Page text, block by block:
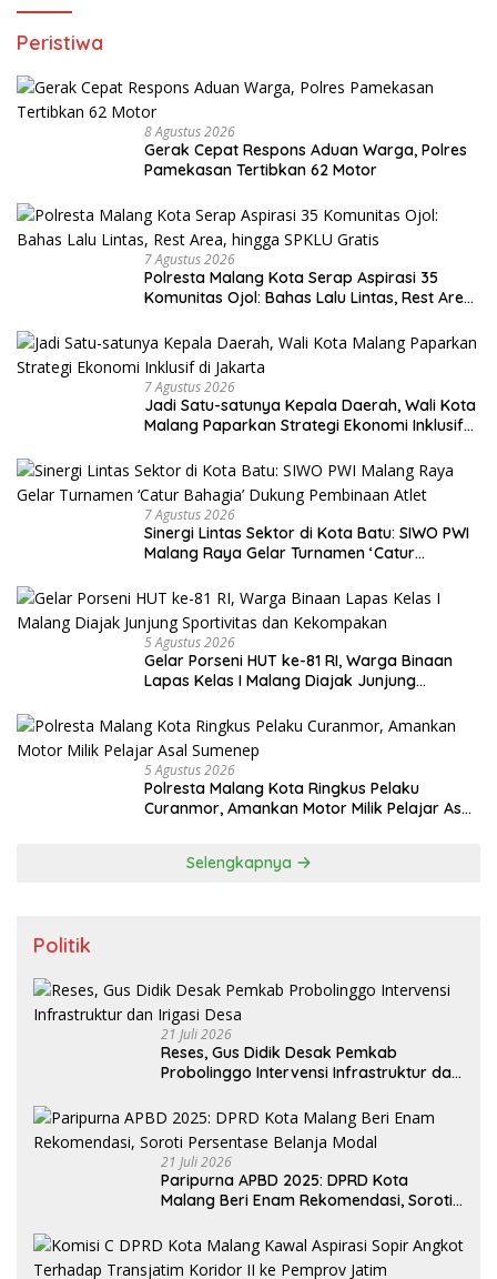
Peristiwa
8 Agustus 2026
Gerak Cepat Respons Aduan Warga, Polres
Pamekasan Tertibkan 62 Motor
7 Agustus 2026
Polresta Malang Kota Serap Aspirasi 35
Komunitas Ojol: Bahas Lalu Lintas, Rest Area,
7 Agustus 2026
Jadi Satu-satunya Kepala Daerah, Wali Kota
Malang Paparkan Strategi Ekonomi Inklusif
7 Agustus 2026
Sinergi Lintas Sektor di Kota Batu: SIWO PWI
Malang Raya Gelar Turnamen ‘Catur
5 Agustus 2026
Gelar Porseni HUT ke-81 RI, Warga Binaan
Lapas Kelas I Malang Diajak Junjung
5 Agustus 2026
Polresta Malang Kota Ringkus Pelaku
Curanmor, Amankan Motor Milik Pelajar Asal
Selengkapnya
Politik
21 Juli 2026
Reses, Gus Didik Desak Pemkab
Probolinggo Intervensi Infrastruktur dan
21 Juli 2026
Paripurna APBD 2025: DPRD Kota
Malang Beri Enam Rekomendasi, Soroti